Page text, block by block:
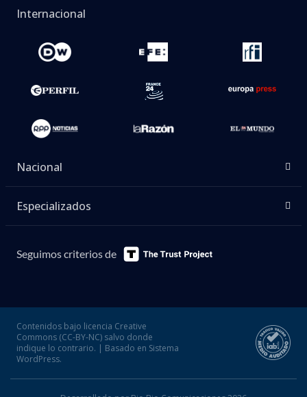
poder adquisitivo durante junio.
Así lo informó este jueves elInstituto Nacional de
Estadísticas
(INE), que dio a conocer que el Índice
Real de Remuneraciones —que mide la evolución de
los sueldos descontando el efecto de la inflación—
registró un crecimiento de 3,2% en doce meses,
acumulando un avance de 2,3% en lo que va de
2026.
El dato cobra especial relevancia porque mañana
viernes el INE dará a conocer la variación del Índice
julio, indicador que permitirá evaluar si las
reducir el poder de compra de los trabajadores.
En paralelo, el organismo informó que el Índice
Nominal de Remuneraciones aumentó 7,7% en doce
meses durante junio, mientras que el Índice de